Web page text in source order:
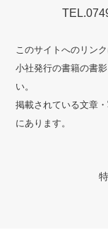
このサイトへのリン
小社発行の書籍の書
い。
掲載されている文章
にあります。